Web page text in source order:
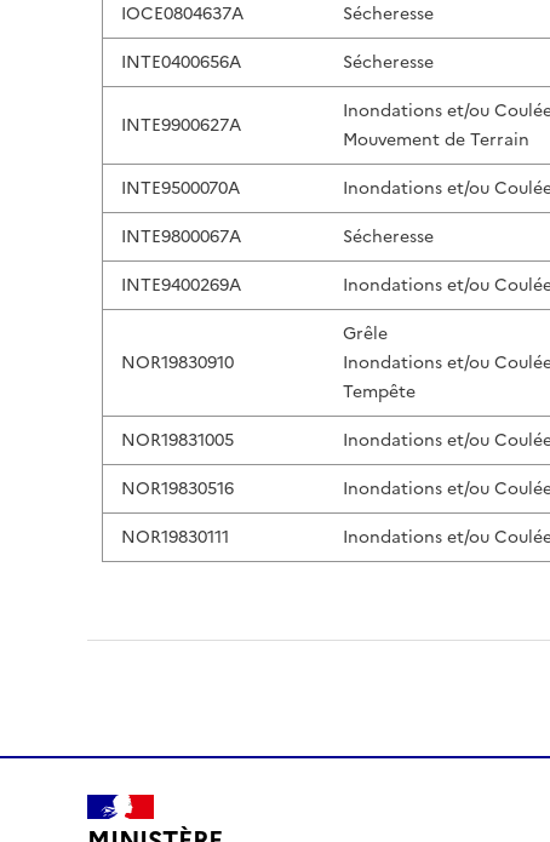
IOCE0804637A
Sécheresse
INTE0400656A
Sécheresse
INTE9900627A
Inondations et/ou
Mouvement de Terrain
INTE9500070A Inondations et/ou
INTE9800067A
Sécheresse
INTE9400269A
Inondations et/ou
NOR19830910
Grêle
Inondations et/ou
Tempête
NOR19831005 Inondations et/ou
NOR19830516
Inondations et/ou
NOR19830111
Inondations et/ou